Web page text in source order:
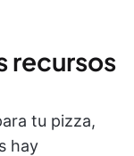
recursos
tu pizza,
hay